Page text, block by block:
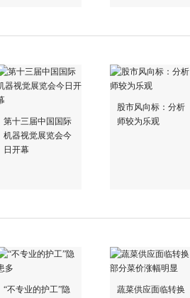
第十三届中国国际
机器视觉展览会今
日开幕
股市风向标：分析
师较为乐观
“不专业的护工”隐
蔬菜供应面临转换